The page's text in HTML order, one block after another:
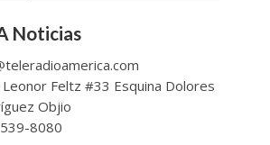
Noticias
Leonor Feltz #33 Esquina Dolores
Objio
8080